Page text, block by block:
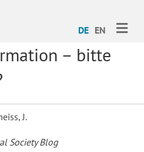
DE EN
– bitte
J.
Society Blog